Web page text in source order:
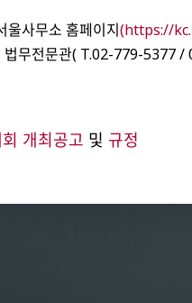
울사무소 홈페이지(https://
법무전문관( T.02-779-5377
개최공고 및 규정